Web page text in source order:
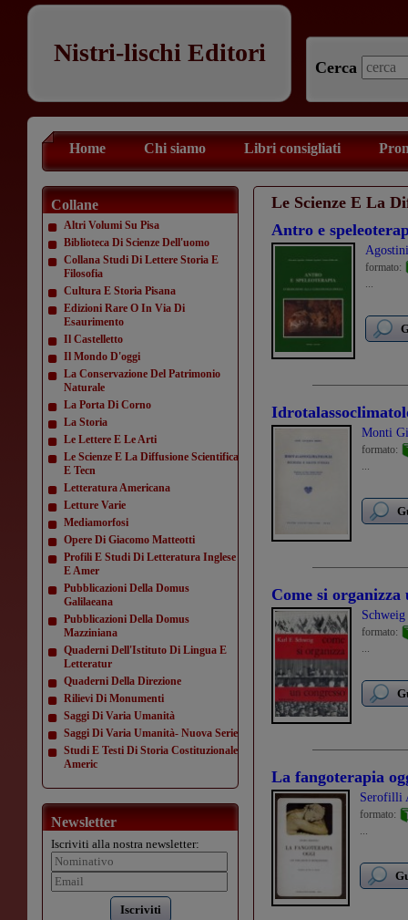
Nistri-lischi Editori
Cerca
Home Chi siamo Libri consigliati
Collane
Altri Volumi Su Pisa
Biblioteca Di Scienze Dell'uomo
Collana Studi Di Lettere Storia E
Filosofia
Cultura E Storia Pisana
Edizioni Rare O In Via Di
Esaurimento
Il Castelletto
Il Mondo D'oggi
La Conservazione Del Patrimonio
Naturale
La Porta Di Corno
La Storia
Le Lettere E Le Arti
Le Scienze E La Diffusione Scientifica
E Tecn
Letteratura Americana
Letture Varie
Mediamorfosi
Opere Di Giacomo Matteotti
Profili E Studi Di Letteratura Inglese
E Amer
Pubblicazioni Della Domus
Galilaeana
Pubblicazioni Della Domus
Mazziniana
Quaderni Dell'Istituto Di Lingua E
Letteratur
Quaderni Della Direzione
Rilievi Di Monumenti
Saggi Di Varia Umanità
Saggi Di Varia Umanità- Nuova Serie
Studi E Testi Di Storia Costituzionale
Americ
Newsletter
Iscriviti alla nostra newsletter:
Iscriviti
Le Scienze E La
Antro e
formato:
...
Monti
formato:
...
Come si organizza
formato:
...
La fangoterapia
Serofilli
formato:
...